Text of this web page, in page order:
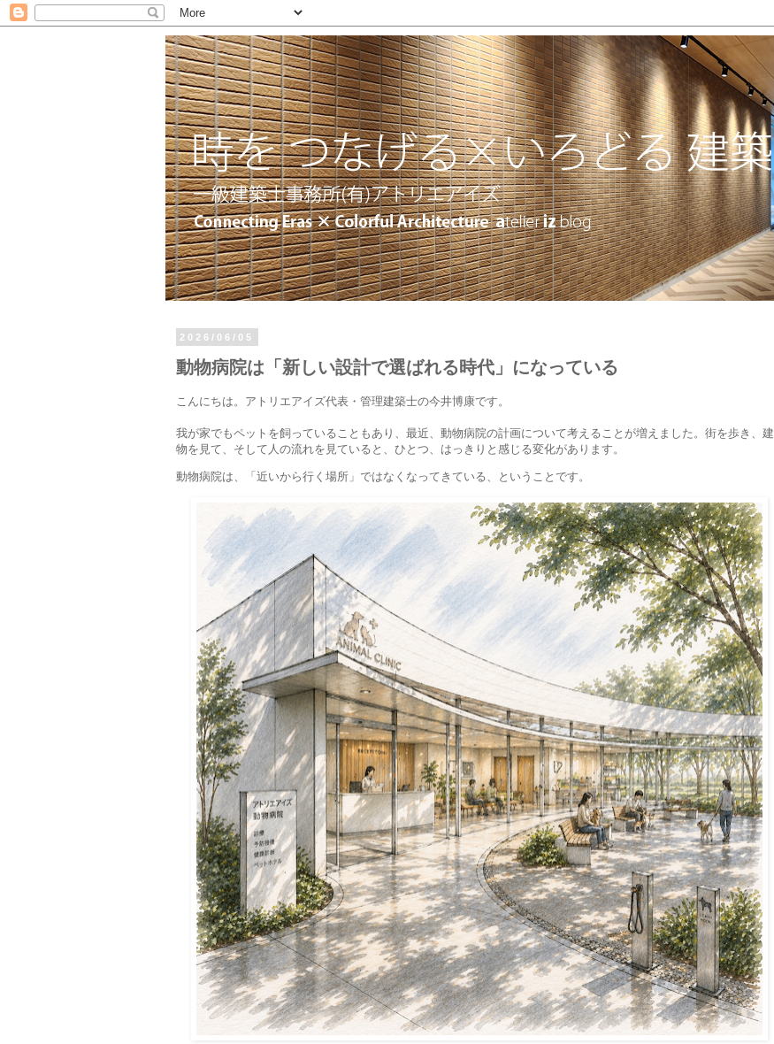
2026/06/05
動物病院は「新しい設計で選ばれる時代」になっている
こんにちは。アトリエアイズ代表・管理建築士の今井博康です。
我が家でもペットを飼っていることもあり、最近、動物病院の計画について考えることが増えました。街を歩き、建
物を見て、そして人の流れを見ていると、ひとつ、はっきりと感じる変化があります。
動物病院は、「近いから行く場所」ではなくなってきている、ということです。